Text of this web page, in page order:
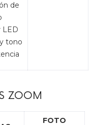
de
LED
tono
ZOOM
FOTO